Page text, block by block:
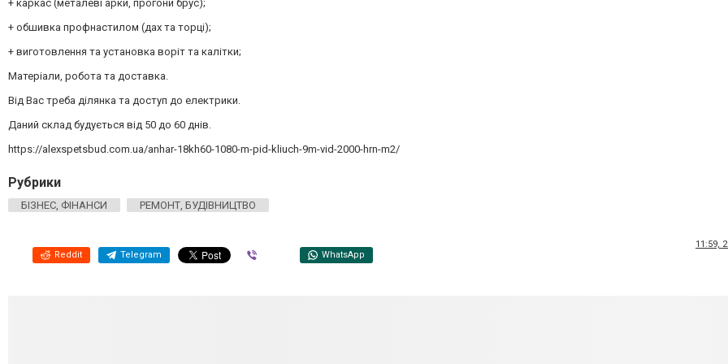
+ каркас (металеві арки, прогони брус);
+ обшивка профнастилом (дах та торці);
+ виготовлення та установка воріт та калітки;
Матеріали, робота та доставка.
Від Вас треба ділянка та доступ до електрики.
Даний склад будується від 50 до 60 днів.
https://alexspetsbud.com.ua/anhar-18kh60-1080-m-pid-kliuch-9m-vid-2000-hrn-m2/
Рубрики
БІЗНЕС, ФІНАНСИ РЕМОНТ, БУДІВНИЦТВО
Reddit Telegram WhatsApp
11:59,